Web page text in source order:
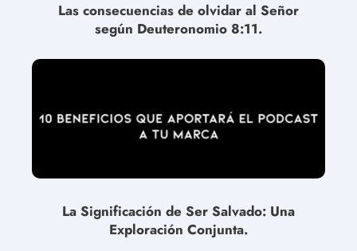
Las consecuencias de olvidar al Señor
según Deuteronomio 8:11.
La Significación de Ser Salvado: Una
Exploración Conjunta.